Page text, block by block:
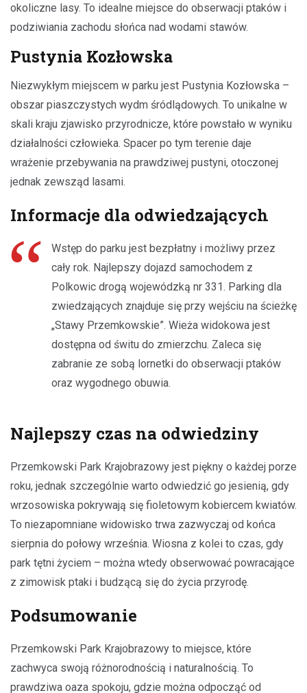
okoliczne lasy. To idealne miejsce do obserwacji ptaków i
podziwiania zachodu słońca nad wodami stawów.
Pustynia Kozłowska
Niezwykłym miejscem w parku jest Pustynia Kozłowska –
obszar piaszczystych wydm śródlądowych. To unikalne w
skali kraju zjawisko przyrodnicze, które powstało w wyniku
działalności człowieka. Spacer po tym terenie daje
wrażenie przebywania na prawdziwej pustyni, otoczonej
jednak zewsząd lasami.
Informacje dla odwiedzających
Wstęp do parku jest bezpłatny i możliwy przez
cały rok. Najlepszy dojazd samochodem z
Polkowic drogą wojewódzką nr 331. Parking dla
zwiedzających znajduje się przy wejściu na ścieżkę
„Stawy Przemkowskie”. Wieża widokowa jest
dostępna od świtu do zmierzchu. Zaleca się
zabranie ze sobą lornetki do obserwacji ptaków
oraz wygodnego obuwia.
Najlepszy czas na odwiedziny
Przemkowski Park Krajobrazowy jest piękny o każdej porze
roku, jednak szczególnie warto odwiedzić go jesienią, gdy
wrzosowiska pokrywają się fioletowym kobiercem kwiatów.
To niezapomniane widowisko trwa zazwyczaj od końca
sierpnia do połowy września. Wiosna z kolei to czas, gdy
park tętni życiem – można wtedy obserwować powracające
z zimowisk ptaki i budzącą się do życia przyrodę.
Podsumowanie
Przemkowski Park Krajobrazowy to miejsce, które
zachwyca swoją różnorodnością i naturalnością. To
prawdziwa oaza spokoju, gdzie można odpocząć od